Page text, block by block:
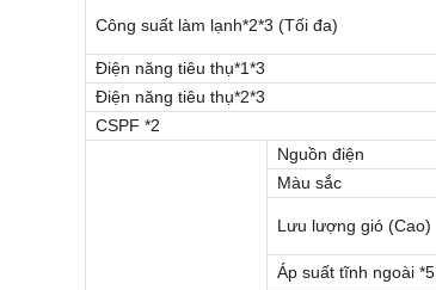
Công suất làm lạnh*2*3 (Tối đa)
Điện năng tiêu thụ*1*3
Điện năng tiêu thụ*2*3
CSPF *2
Nguồn điện
Màu sắc
Lưu lượng gió (Cao)
Áp suất tĩnh ngoài *5